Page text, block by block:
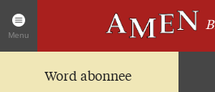
Menu
Word abonnee
Artikelen